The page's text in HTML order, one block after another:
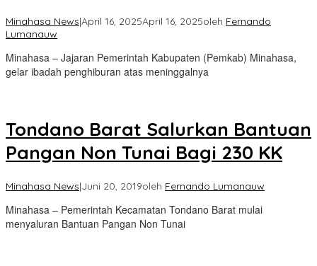
Minahasa News|April 16, 2025April 16, 2025oleh Fernando
Lumanauw
Minahasa – Jajaran Pemerintah Kabupaten (Pemkab) Minahasa,
gelar ibadah penghiburan atas meninggalnya
Tondano Barat Salurkan Bantuan
Pangan Non Tunai Bagi 230 KK
Minahasa News|Juni 20, 2019oleh Fernando Lumanauw
Minahasa – Pemerintah Kecamatan Tondano Barat mulai
menyaluran Bantuan Pangan Non Tunai